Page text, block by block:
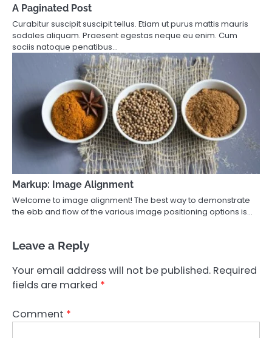
A Paginated Post
Curabitur suscipit suscipit tellus. Etiam ut purus mattis mauris
sodales aliquam. Praesent egestas neque eu enim. Cum
sociis natoque penatibus…
Markup: Image Alignment
Welcome to image alignment! The best way to demonstrate
the ebb and flow of the various image positioning options is…
Leave a Reply
Your email address will not be published. Required
fields are marked *
Comment *